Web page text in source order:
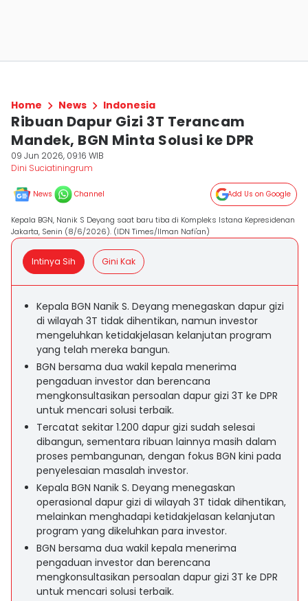
Home News Indonesia
Ribuan Dapur Gizi 3T Terancam
Mandek, BGN Minta Solusi ke DPR
09 Jun 2026, 09:16 WIB
Dini Suciatiningrum
News Channel Add Us on Google
Kepala BGN, Nanik S Deyang saat baru tiba di Kompleks Istana Kepresidenan
Jakarta, Senin (8/6/2026). (IDN Times/Ilman Nafi'an)
Intinya Sih Gini Kak
Kepala BGN Nanik S. Deyang menegaskan dapur gizi
di wilayah 3T tidak dihentikan, namun investor
mengeluhkan ketidakjelasan kelanjutan program
yang telah mereka bangun.
BGN bersama dua wakil kepala menerima
pengaduan investor dan berencana
mengkonsultasikan persoalan dapur gizi 3T ke DPR
untuk mencari solusi terbaik.
Tercatat sekitar 1.200 dapur gizi sudah selesai
dibangun, sementara ribuan lainnya masih dalam
proses pembangunan, dengan fokus BGN kini pada
penyelesaian masalah investor.
Kepala BGN Nanik S. Deyang menegaskan
operasional dapur gizi di wilayah 3T tidak dihentikan,
melainkan menghadapi ketidakjelasan kelanjutan
program yang dikeluhkan para investor.
BGN bersama dua wakil kepala menerima
pengaduan investor dan berencana
mengkonsultasikan persoalan dapur gizi 3T ke DPR
untuk mencari solusi terbaik.